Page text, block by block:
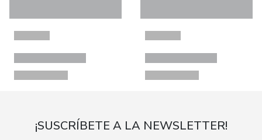
¡SUSCRÍBETE A LA NEWSLETTER!